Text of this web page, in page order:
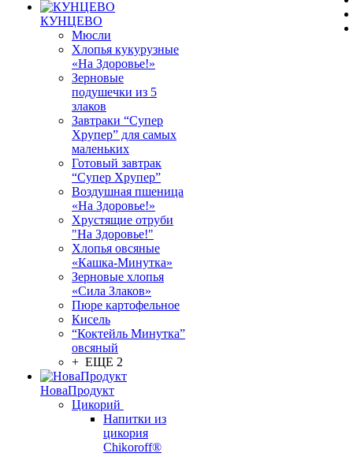
КУНЦЕВО
Мюсли
Хлопья кукурузные
«На Здоровье!»
Зерновые
подушечки из 5
злаков
Завтраки “Супер
Хрупер” для самых
маленьких
Готовый завтрак
“Супер Хрупер”
Воздушная пшеница
«На Здоровье!»
Хрустящие отруби
"На Здоровье!"
Хлопья овсяные
«Кашка-Минутка»
Зерновые хлопья
«Сила Злаков»
Пюре картофельное
Кисель
“Коктейль Минутка”
овсяный
+ ЕЩЕ 2
НоваПродукт
Цикорий
Напитки из
цикория
Chikoroff®